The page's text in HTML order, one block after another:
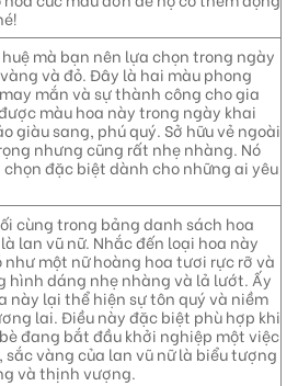
huệ mà bạn nên lựa chọn trong ngày
và đỏ. Đây là hai màu phong
mắn và sự thành công cho gia
màu hoa này trong ngày khai
giàu sang, phú quý. Sở hữu vẻ ngoài
nhưng cũng rất nhẹ nhàng. Nó
đặc biệt dành cho những ai yêu
cùng trong bảng danh sách hoa
lan vũ nữ. Nhắc đến loại hoa này
như một nữ hoàng hoa tươi rực rỡ và
hình dáng nhẹ nhàng và lả lướt. Ấy
này lại thể hiện sự tôn quý và niềm
lai. Điều này đặc biệt phù hợp khi
đang bắt đầu khởi nghiệp một việc
sắc vàng của lan vũ nữ là biểu tượng
và thịnh vượng.